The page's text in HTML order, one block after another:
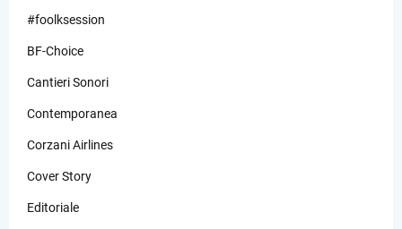
#foolksession
BF-Choice
Cantieri Sonori
Contemporanea
Corzani Airlines
Cover Story
Editoriale